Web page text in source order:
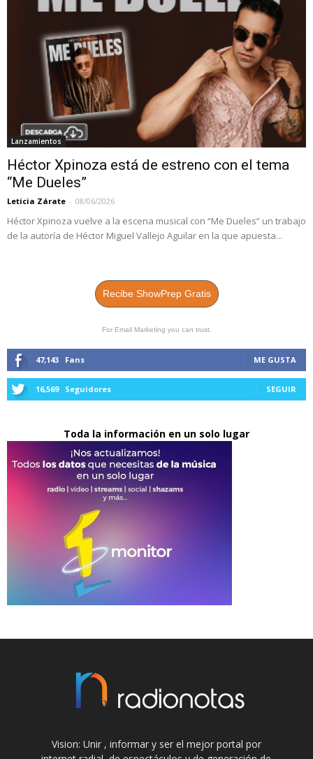
Lanzamientos
Héctor Xpinoza está de estreno con el tema
“Me Dueles”
Leticia Zárate - 08/06/2026
Héctor Xpinoza vuelve a la escena musical con “Me Dueles” un trabajo
de la autoría de Héctor Miguel Vallejo Aguilar en la que apuesta...
Recibe ShowPrep Gratis
For Email Marketing you can trust.
47,143 Fans ME GUSTA
16,569 Seguidores SEGUIR
Toda la información en un solo lugar
Vision: Unir , informar y ser el mejor portal por